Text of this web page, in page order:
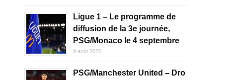
Ligue 1 – Le programme de
diffusion de la 3e journée,
PSG/Monaco le 4 septembre
9 août 2026
PSG/Manchester United – Dro